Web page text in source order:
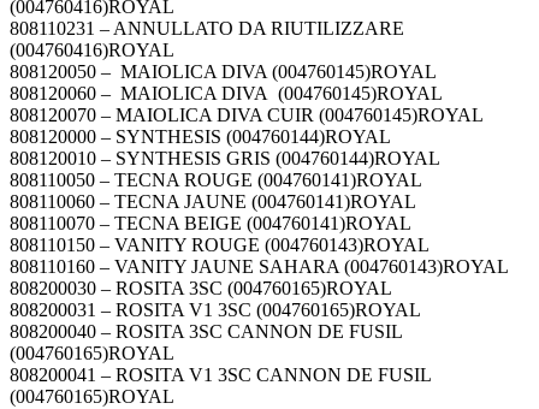
(004760416)ROYAL
808110231 – ANNULLATO DA RIUTILIZZARE
(004760416)ROYAL
808120050 – MAIOLICA DIVA (004760145)ROYAL
808120060 – MAIOLICA DIVA (004760145)ROYAL
808120070 – MAIOLICA DIVA CUIR (004760145)ROYAL
808120000 – SYNTHESIS (004760144)ROYAL
808120010 – SYNTHESIS GRIS (004760144)ROYAL
808110050 – TECNA ROUGE (004760141)ROYAL
808110060 – TECNA JAUNE (004760141)ROYAL
808110070 – TECNA BEIGE (004760141)ROYAL
808110150 – VANITY ROUGE (004760143)ROYAL
808110160 – VANITY JAUNE SAHARA (004760143)ROYAL
808200030 – ROSITA 3SC (004760165)ROYAL
808200031 – ROSITA V1 3SC (004760165)ROYAL
808200040 – ROSITA 3SC CANNON DE FUSIL
(004760165)ROYAL
808200041 – ROSITA V1 3SC CANNON DE FUSIL
(004760165)ROYAL